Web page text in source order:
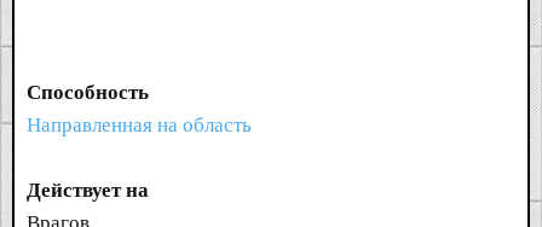
Способность
Направленная на область
Действует на
Врагов